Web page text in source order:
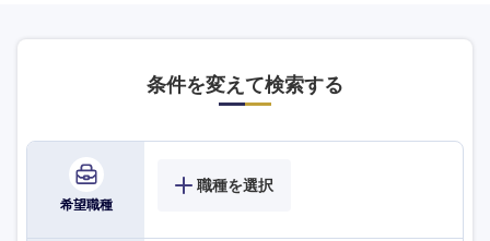
条件を変えて検索する
希望職種
職種を選択